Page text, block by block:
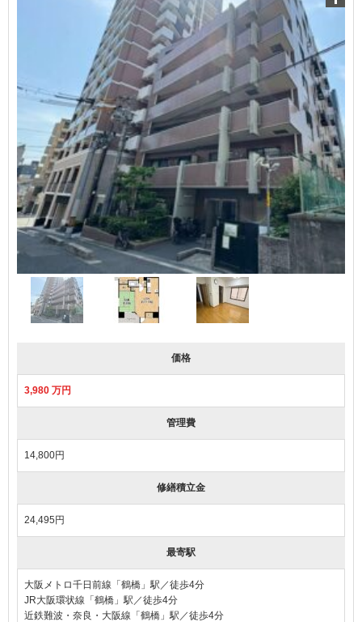
価格
3,980 万円
管理費
14,800円
修繕積立金
24,495円
最寄駅
大阪メトロ千日前線「鶴橋」駅／徒歩4分
JR大阪環状線「鶴橋」駅／徒歩4分
近鉄難波・奈良・大阪線「鶴橋」駅／徒歩4分